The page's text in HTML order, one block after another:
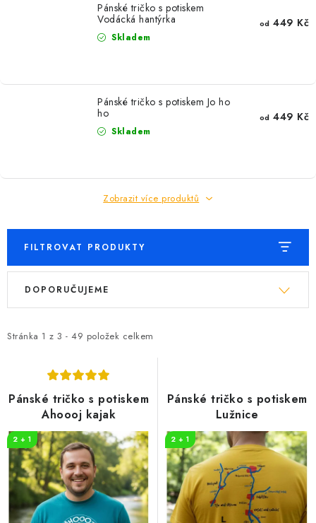
Pánské tričko s potiskem
Vodácká hantýrka
Skladem
od 449 Kč
Pánské tričko s potiskem Jo ho
ho
Skladem
od 449 Kč
Zobrazit více produktů
FILTROVAT PRODUKTY
V
i
r
d
u
k
t
ů
Stránka 1 z 3 - 49 položek celkem
Ř
e
p
o
d
u
k
t
DOPORUČUJEME
Pánské tričko s potiskem
Ahoooj kajak
2 + 1
Pánské tričko s potiskem
Lužnice
2 + 1